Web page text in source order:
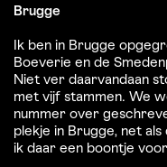
Brugge
Ik ben in Brugge
Boeverie en de
Niet ver daarvandaan
met vijf stammen. We
nummer over
plekje in Brugge, net als
ik daar een boontje